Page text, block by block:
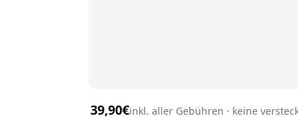
39,90€inkl. aller Gebühren · keine